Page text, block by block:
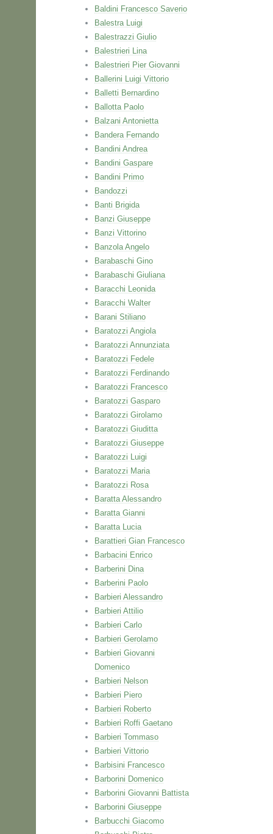
Baldini Francesco Saverio
Balestra Luigi
Balestrazzi Giulio
Balestrieri Lina
Balestrieri Pier Giovanni
Ballerini Luigi Vittorio
Balletti Bernardino
Ballotta Paolo
Balzani Antonietta
Bandera Fernando
Bandini Andrea
Bandini Gaspare
Bandini Primo
Bandozzi
Banti Brigida
Banzi Giuseppe
Banzi Vittorino
Banzola Angelo
Barabaschi Gino
Barabaschi Giuliana
Baracchi Leonida
Baracchi Walter
Barani Stiliano
Baratozzi Angiola
Baratozzi Annunziata
Baratozzi Fedele
Baratozzi Ferdinando
Baratozzi Francesco
Baratozzi Gasparo
Baratozzi Girolamo
Baratozzi Giuditta
Baratozzi Giuseppe
Baratozzi Luigi
Baratozzi Maria
Baratozzi Rosa
Baratta Alessandro
Baratta Gianni
Baratta Lucia
Barattieri Gian Francesco
Barbacini Enrico
Barberini Dina
Barberini Paolo
Barbieri Alessandro
Barbieri Attilio
Barbieri Carlo
Barbieri Gerolamo
Barbieri Giovanni
Domenico
Barbieri Nelson
Barbieri Piero
Barbieri Roberto
Barbieri Roffi Gaetano
Barbieri Tommaso
Barbieri Vittorio
Barbisini Francesco
Barborini Domenico
Barborini Giovanni Battista
Barborini Giuseppe
Barbucchi Giacomo